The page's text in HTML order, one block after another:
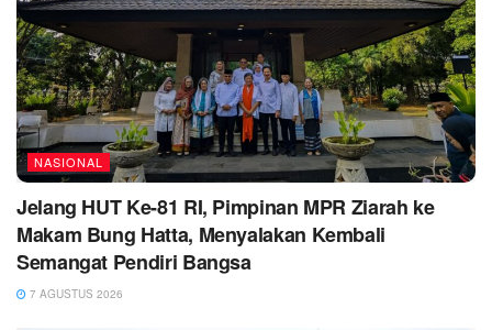
NASIONAL
Jelang HUT Ke-81 RI, Pimpinan MPR Ziarah ke
Makam Bung Hatta, Menyalakan Kembali
Semangat Pendiri Bangsa
7 AGUSTUS 2026